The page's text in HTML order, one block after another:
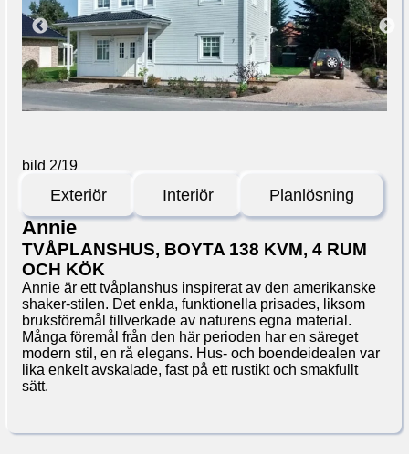
bild 2/19
Exteriör Interiör Planlösning
Annie
TVÅPLANSHUS, BOYTA 138 KVM, 4 RUM
OCH KÖK
Annie är ett tvåplanshus inspirerat av den amerikanske
shaker-stilen. Det enkla, funktionella prisades, liksom
bruksföremål tillverkade av naturens egna material.
Många föremål från den här perioden har en säreget
modern stil, en rå elegans. Hus- och boendeidealen var
lika enkelt avskalade, fast på ett rustikt och smakfullt
sätt.